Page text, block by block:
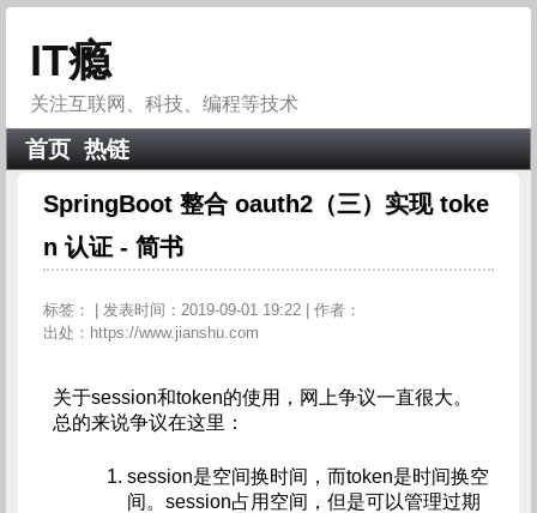
IT瘾
关注互联网、科技、编程等技术
首页 热链
SpringBoot 整合 oauth2（三）实现 toke
n 认证 - 简书
标签：
| 发表时间：2019-09-01 19:22 | 作者：
出处：https://www.jianshu.com
总的来说争议在这里：
session是空间换时间，而token是时间换空
间。session占用空间，但是可以管理过期